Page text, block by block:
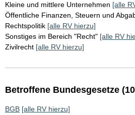
Kleine und mittlere Unternehmen [alle
Öffentliche Finanzen, Steuern und
Rechtspolitik [alle RV hierzu]
Sonstiges im Bereich "Recht" [alle RV
Zivilrecht [alle RV hierzu]
Betroffene Bundesgesetze
BGB [alle RV hierzu]